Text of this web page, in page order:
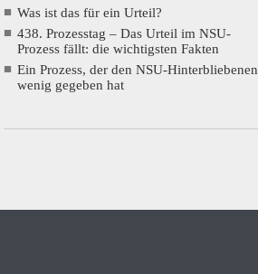
Was ist das für ein Urteil?
438. Prozesstag – Das Urteil im NSU-
Prozess fällt: die wichtigsten Fakten
Ein Prozess, der den NSU-Hinterbliebenen
wenig gegeben hat